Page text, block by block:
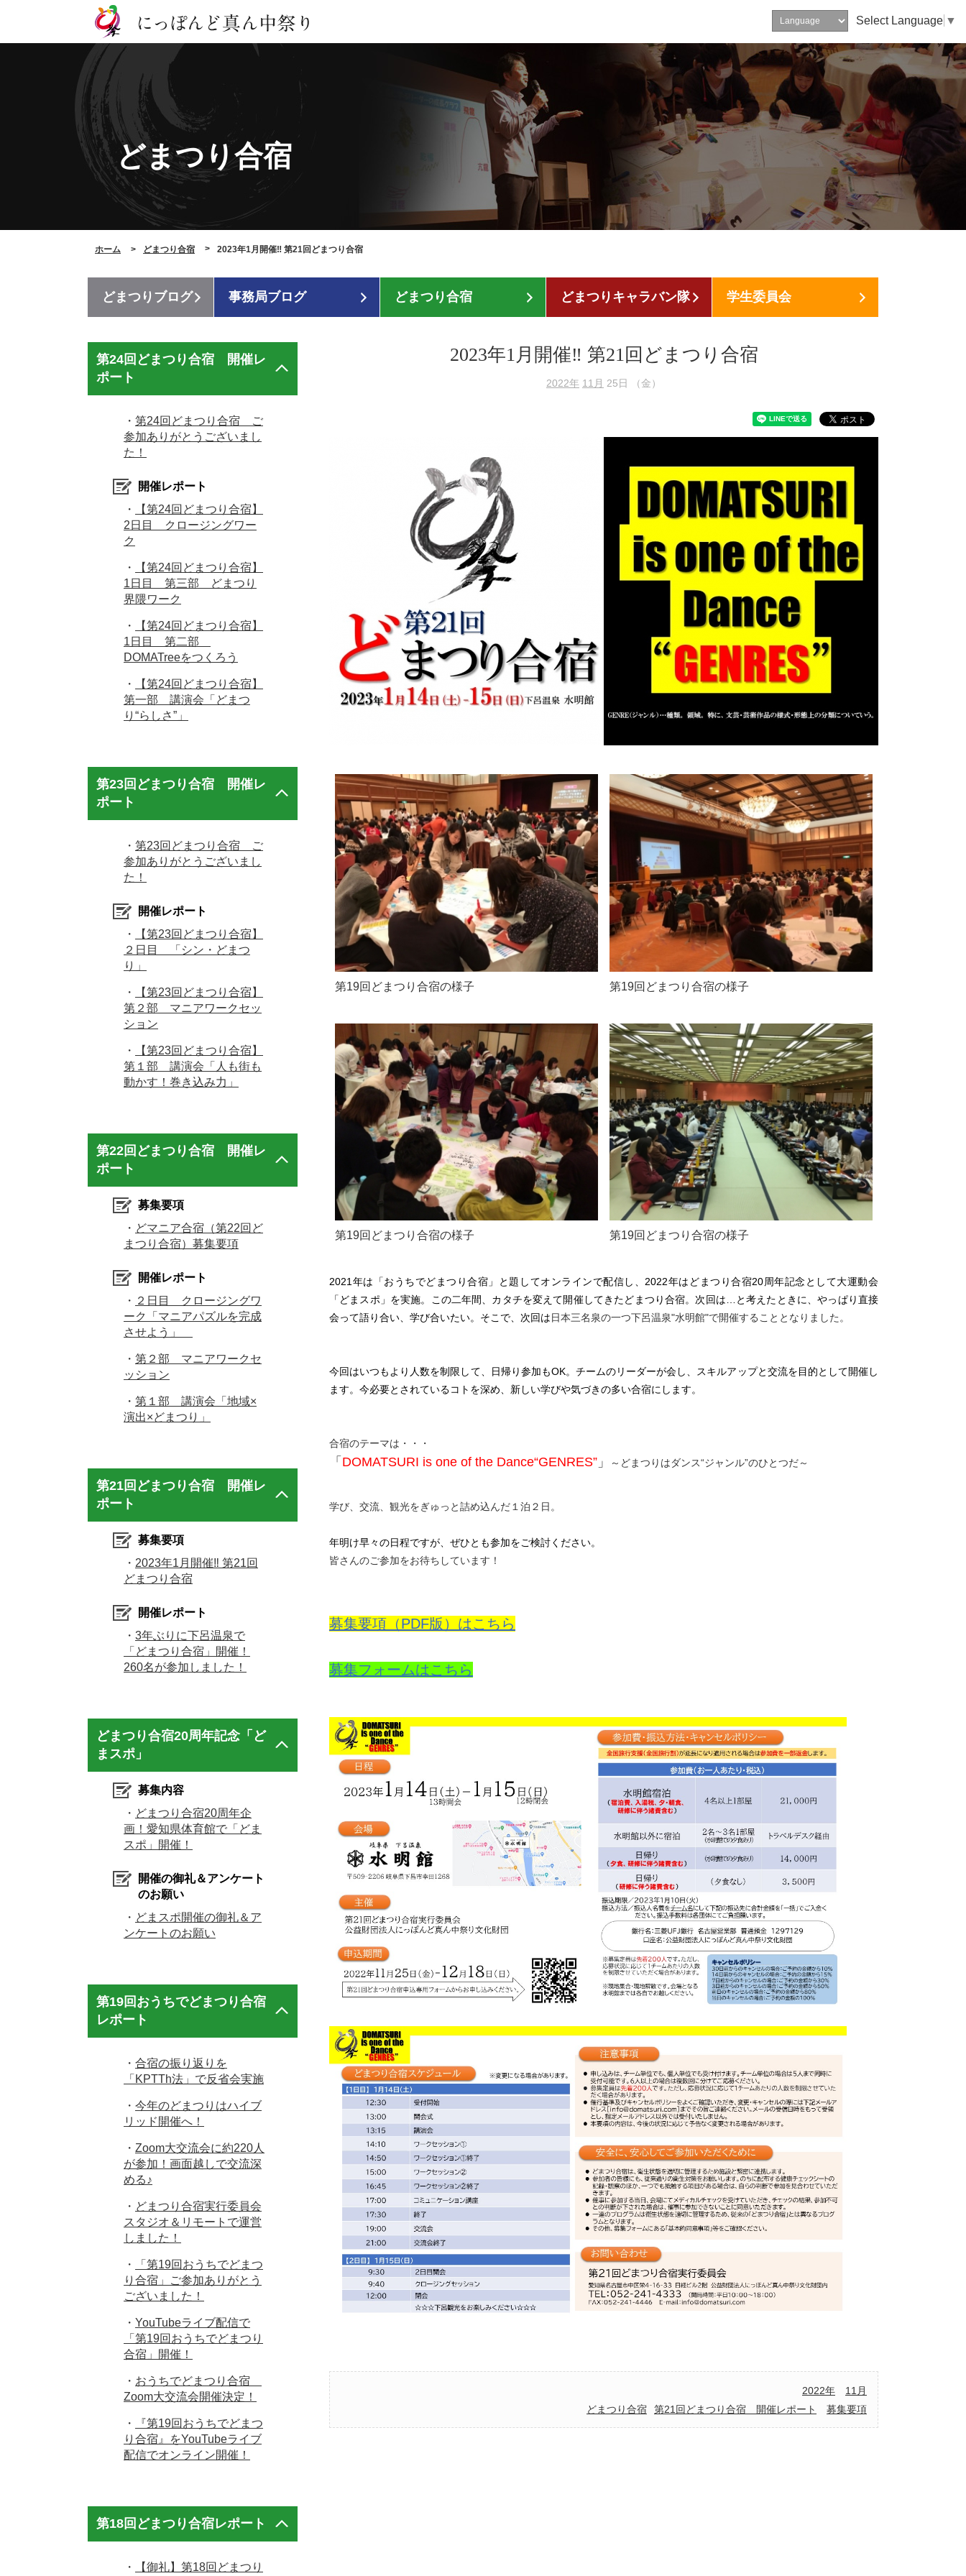
Select Language ▼
どまつり合宿
ホーム どまつり合宿 2023年1月開催‼ 第21回どまつり合宿
どまつりブログ 事務局ブログ どまつり合宿 どまつりキャラバン隊 学生委員会
2023年1月開催‼ 第21回どまつり合宿
2022年 11月 25日 （金）
第19回どまつり合宿の様子 第19回どまつり合宿の様子
第19回どまつり合宿の様子 第19回どまつり合宿の様子
2021年は「おうちでどまつり合宿」と題してオンラインで配信し、2022年はどまつり合宿20周年記念として大運動会
「どまスポ」を実施。この二年間、カタチを変えて開催してきたどまつり合宿。次回は…と考えたときに、やっぱり直接
会って語り合い、学び合いたい。そこで、次回は日本三名泉の一つ下呂温泉"水明館"で開催することとなりました。
今回はいつもより人数を制限して、日帰り参加もOK。チームのリーダーが会し、スキルアップと交流を目的として開催し
ます。今必要とされているコトを深め、新しい学びや気づきの多い合宿にします。
合宿のテーマは・・・
「 DOMATSURI is one of the Dance“GENRES” 」 ～どまつりはダンス“ジャンル”のひとつだ～
学び、交流、観光をぎゅっと詰め込んだ１泊２日。
年明け早々の日程ですが、ぜひとも参加をご検討ください。
皆さんのご参加をお待ちしています！
募集要項（PDF版）はこちら
募集フォームはこちら
2022年
11月
どまつり合宿
第21回どまつり合宿 開催レポート 募集要項
第24回どまつり合宿 開催レ
ポート
・ 第24回どまつり合宿 ご
参加ありがとうございまし
た！
開催レポート
・
【第24回どまつり合宿】
2日目 クロージングワー
ク
・
【第24回どまつり合宿】
1日目 第三部 どまつり
界隈ワーク
・
【第24回どまつり合宿】
1日目 第二部
DOMATreeをつくろう
・
【第24回どまつり合宿】
第一部 講演会「どまつ
り“らしさ”」
第23回どまつり合宿 開催レ
ポート
・ 第23回どまつり合宿 ご
参加ありがとうございまし
た！
開催レポート
・
【第23回どまつり合宿】
２日目 「シン・どまつ
り」
・
【第23回どまつり合宿】
第２部 マニアワークセッ
ション
・
【第23回どまつり合宿】
第１部 講演会「人も街も
動かす！巻き込み力」
第22回どまつり合宿 開催レ
ポート
募集要項
・ どマニア合宿（第22回ど
まつり合宿）募集要項
開催レポート
・ ２日目 クロージングワ
ーク「マニアパズルを完成
させよう」
・ 第２部 マニアワークセ
ッション
・ 第１部 講演会「地域×
演出×どまつり」
第21回どまつり合宿 開催レ
ポート
募集要項
・ 2023年1月開催‼ 第21回
どまつり合宿
開催レポート
・ 3年ぶりに下呂温泉で
「どまつり合宿」開催！
260名が参加しました！
どまつり合宿20周年記念「ど
まスポ」
募集内容
・ どまつり合宿20周年企
画！愛知県体育館で「どま
スポ」開催！
開催の御礼＆アンケート
のお願い
・ どまスポ開催の御礼＆ア
ンケートのお願い
第19回おうちでどまつり合宿
レポート
・ 合宿の振り返りを
「KPTTh法」で反省会実施
・ 今年のどまつりはハイブ
リッド開催へ！
・ Zoom大交流会に約220人
が参加！画面越しで交流深
める♪
・ どまつり合宿実行委員会
スタジオ＆リモートで運営
しました！
・
「第19回おうちでどまつ
り合宿」ご参加ありがとう
ございました！
・ YouTubeライブ配信で
「第19回おうちでどまつり
合宿」開催！
・ おうちでどまつり合宿
Zoom大交流会開催決定！
・
『第19回おうちでどまつ
り合宿』をYouTubeライブ
配信でオンライン開催！
第18回どまつり合宿レポート
・ 【御礼】第18回どまつり